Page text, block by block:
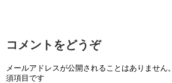
コメントをどうぞ
メールアドレスが公開されることはありません。
須項目です